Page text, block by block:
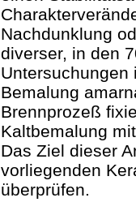
Nachdunklung
diverser, in den
Bemalung
Brennprozeß
Kaltbemalung
Das Ziel dieser
vorliegenden
überprüfen.